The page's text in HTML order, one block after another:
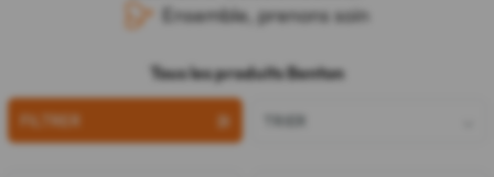
Ensemble, prenons soin
Tous les produits Benton
FILTRER